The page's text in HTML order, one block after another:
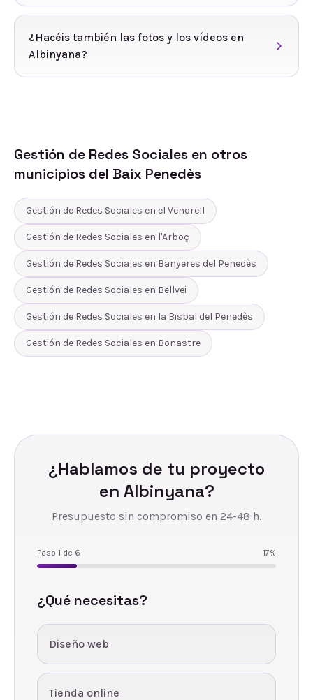
¿Hacéis también las fotos y los vídeos en
Albinyana?
Gestión de Redes Sociales en otros
municipios del Baix Penedès
Gestión de Redes Sociales en el Vendrell
Gestión de Redes Sociales en l'Arboç
Gestión de Redes Sociales en Banyeres del Penedès
Gestión de Redes Sociales en Bellvei
Gestión de Redes Sociales en la Bisbal del Penedès
Gestión de Redes Sociales en Bonastre
¿Hablamos de tu proyecto
en Albinyana?
Presupuesto sin compromiso en 24-48 h.
Paso 1 de 6 17%
¿Qué necesitas?
Diseño web
Tienda online